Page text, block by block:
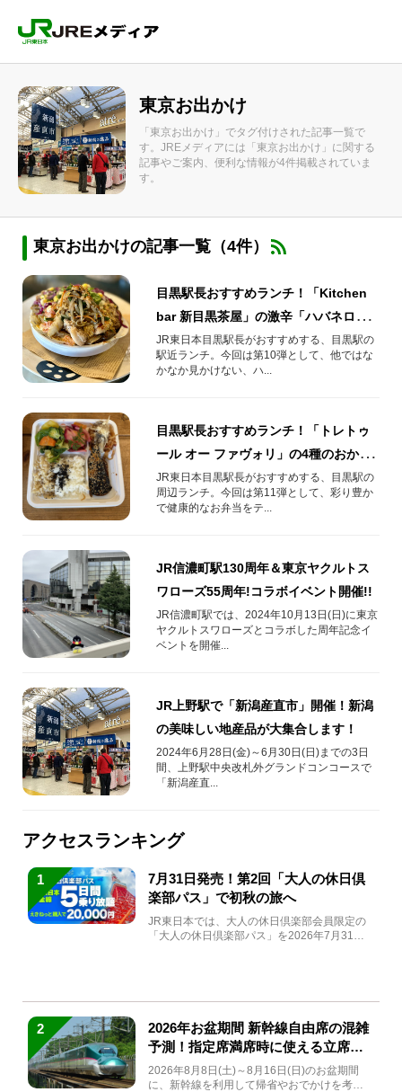
東京お出かけ
「東京お出かけ」でタグ付けされた記事一覧で
す。JREメディアには「東京お出かけ」に関する
記事やご案内、便利な情報が4件掲載されていま
す。
東京お出かけの記事一覧（4件）
目黒駅長おすすめランチ！「Kitchen
bar 新目黒茶屋」の激辛「ハバネロフ
レア親子丼」
JR東日本目黒駅長がおすすめする、目黒駅の
駅近ランチ。今回は第10弾として、他ではな
かなか見かけない、ハ...
目黒駅長おすすめランチ！「トレトゥ
ール オー ファヴォリ」の4種のおかず
のお弁当
JR東日本目黒駅長がおすすめする、目黒駅の
周辺ランチ。今回は第11弾として、彩り豊か
で健康的なお弁当をテ...
JR信濃町駅130周年＆東京ヤクルトス
ワローズ55周年!コラボイベント開催!!
JR信濃町駅では、2024年10月13日(日)に東京
ヤクルトスワローズとコラボした周年記念イ
ベントを開催...
JR上野駅で「新潟産直市」開催！新潟
の美味しい地産品が大集合します！
2024年6月28日(金)～6月30日(日)までの3日
間、上野駅中央改札外グランドコンコースで
「新潟産直...
アクセスランキング
1
7月31日発売！第2回「大人の休日倶
楽部パス」で初秋の旅へ
JR東日本では、大人の休日倶楽部会員限定の
「大人の休日倶楽部パス」を2026年7月31日
2
2026年お盆期間 新幹線自由席の混雑
予測！指定席満席時に使える立席特
急券も解説
2026年8月8日(土)～8月16日(日)のお盆期間
に、新幹線を利用して帰省やおでかけを考え